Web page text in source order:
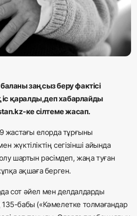
заңсыз беру фактісі
қаралды,деп хабарлайды
ке сілтеме жасап.
жастағы елорда тұрғыны
жүктіліктің сегізінші айында
шартын рәсімдеп, жаңа туған
ақшаға берген.
сот әйел мен делдалдарды
бабы («Кәмелетке толмағандар